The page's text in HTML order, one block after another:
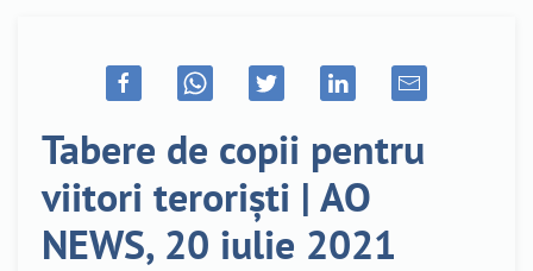
Tabere de copii pentru
viitori teroriști | AO
NEWS, 20 iulie 2021